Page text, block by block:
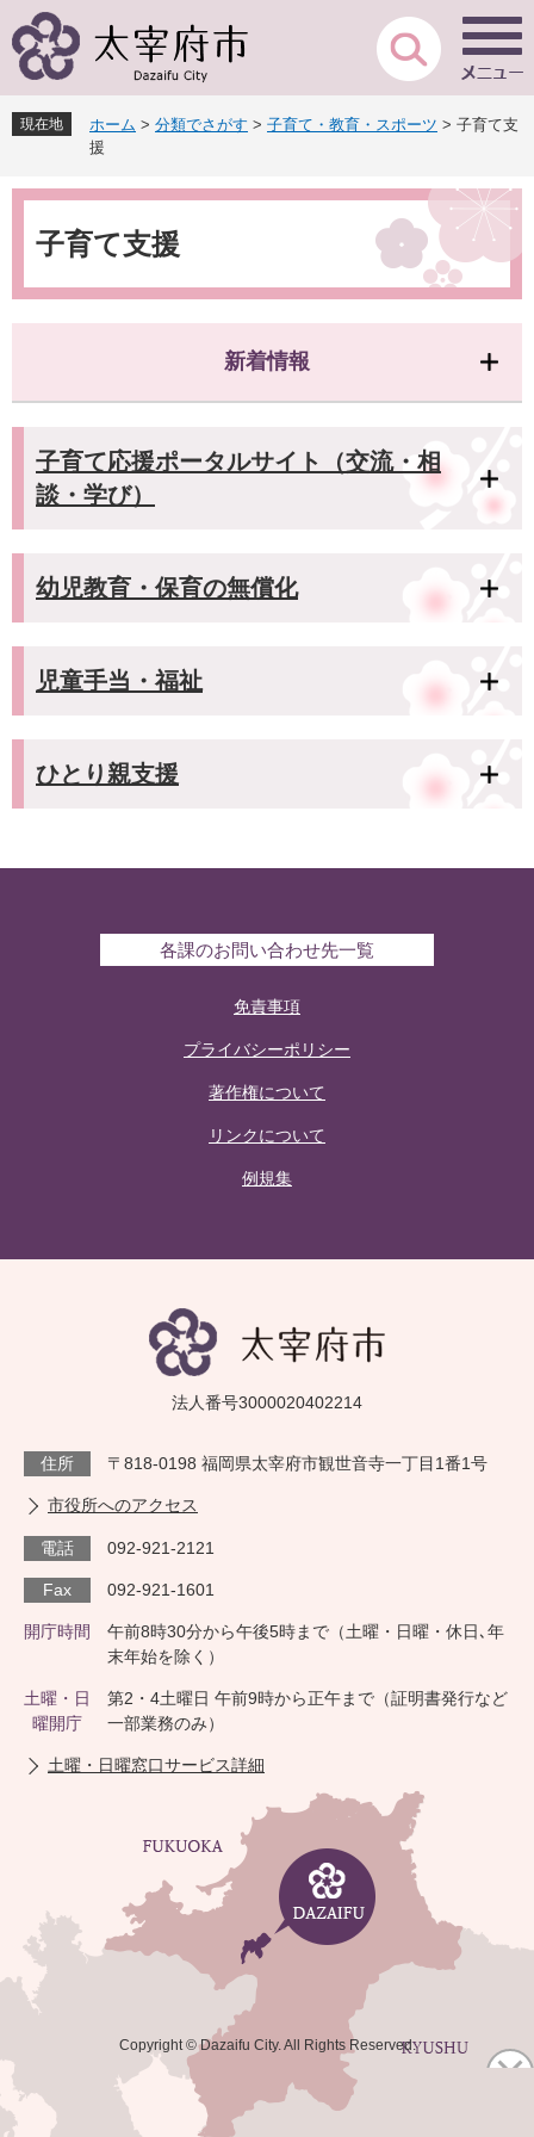
ー
先
頭
す
ニ
を
飛
し
現在地 ホーム > 分類でさがす > 子育て・教育・スポーツ > 子育て支
援
本
子育て支援
新着情報
子育て応援ポータルサイト（交流・相
談・学び）
幼児教育・保育の無償化
児童手当・福祉
ひとり親支援
各課のお問い合わせ先一覧
免責事項
プライバシーポリシー
著作権について
リンクについて
例規集
法人番号3000020402214
住所 〒818-0198 福岡県太宰府市観世音寺一丁目1番1号
市役所へのアクセス
電話 092-921-2121
Fax 092-921-1601
開庁時間
午前8時30分から午後5時まで（土曜・日曜・休日､年
末年始を除く）
土曜・日
曜開庁
第2・4土曜日 午前9時から正午まで（証明書発行など
一部業務のみ）
土曜・日曜窓口サービス詳細
Copyright © Dazaifu City. All Rights Reserved.